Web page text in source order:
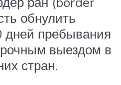
обнулить
пребывания
выездом в
стран.